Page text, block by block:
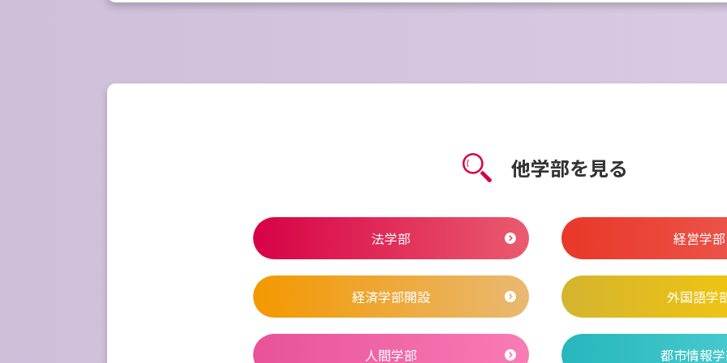
他学部を見る
法学部 経営学部
経済学部開設 外国語学
人間学部 都市情報